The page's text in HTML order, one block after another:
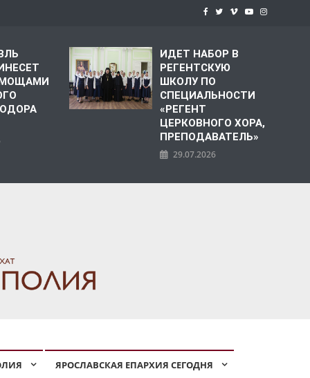
МОЩАМИ
ИДЕТ НАБОР В
РЕГЕНТСКУЮ
ШКОЛУ ПО
СПЕЦИАЛЬНОСТИ
«РЕГЕНТ
ЦЕРКОВНОГО ХОРА,
ПРЕПОДАВАТЕЛЬ»
29.07.2026
ЯРОСЛАВСКАЯ ЕПАРХИЯ СЕГОДНЯ